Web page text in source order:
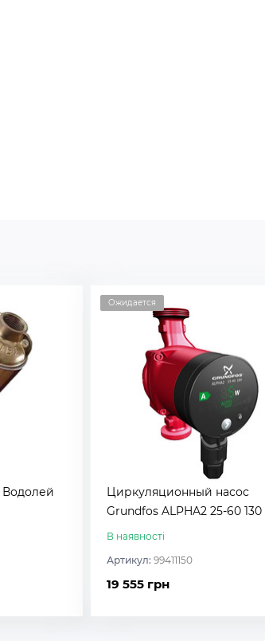
Ожидается
Циркуляционный насос
Grundfos ALPHA2 25-60 130
В наявності
Артикул: 99411150
19 555 грн